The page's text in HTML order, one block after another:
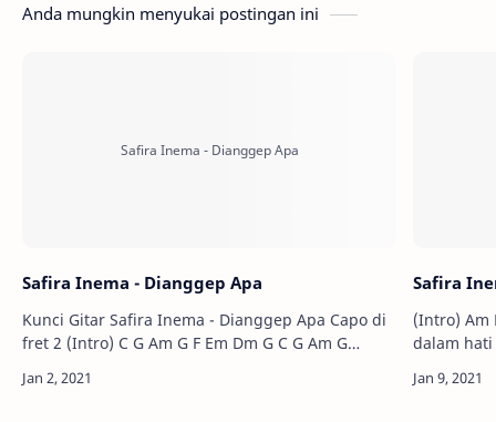
Anda mungkin menyukai postingan ini
Safira Inema - Dianggep Apa
Kunci Gitar Safira Inema - Dianggep Apa Capo di
fret 2 (Intro) C G Am G F Em Dm G C G Am G
Safira
(Intro) Am F G C F Dm E Am F
dalam hati ini F hanya terukir